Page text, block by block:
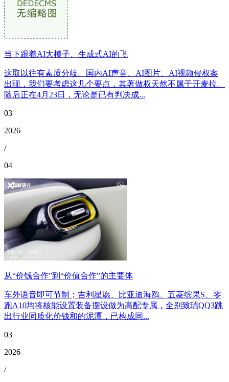
当下跟着AI大模子、生成式AI的飞
这取以往有素质分歧。国内AI声音、AI图片、AI视频侵权案
出现，我们要考虑这几个要点，其著做权天然不属于开麦拉。
随后正在4月23日，无论是已有判决成...
03
2026
/
04
从“价钱合作”到“价值合作”的主要体
车外语音即可节制；吉利星愿、比亚迪海鸥、五菱缤果S、零
跑A10均将核能设置装备摆设做为高配专属，全别致瑞QQ3跳
出行业同质化价钱和的泥潭，已构成同...
03
2026
/